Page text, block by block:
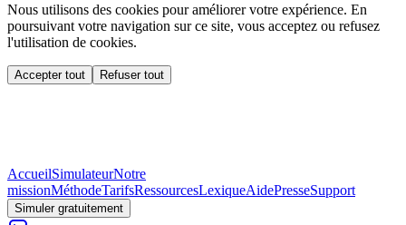
Nous utilisons des cookies pour améliorer votre expérience. En
poursuivant votre navigation sur ce site, vous acceptez ou refusez
l'utilisation de cookies.
Accepter tout Refuser tout
AccueilSimulateurNotre
missionMéthodeTarifsRessourcesLexiqueAidePresseSupport
Simuler gratuitement